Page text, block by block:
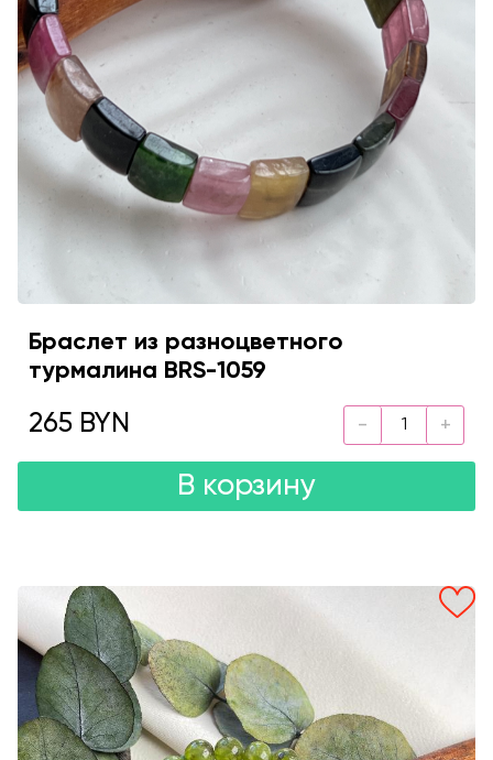
Браслет из разноцветного
турмалина BRS-1059
265 BYN
В корзину